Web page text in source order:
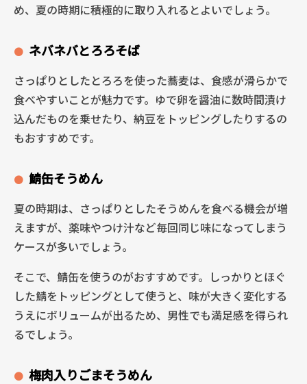
め、夏の時期に積極的に取り入れるとよいでしょう。
ネバネバとろろそば
さっぱりとしたとろろを使った蕎麦は、食感が滑らかで
食べやすいことが魅力です。ゆで卵を醤油に数時間漬け
込んだものを乗せたり、納豆をトッピングしたりするの
もおすすめです。
鯖缶そうめん
夏の時期は、さっぱりとしたそうめんを食べる機会が増
えますが、薬味やつけ汁など毎回同じ味になってしまう
ケースが多いでしょう。
そこで、鯖缶を使うのがおすすめです。しっかりとほぐ
した鯖をトッピングとして使うと、味が大きく変化する
うえにボリュームが出るため、男性でも満足感を得られ
るでしょう。
梅肉入りごまそうめん